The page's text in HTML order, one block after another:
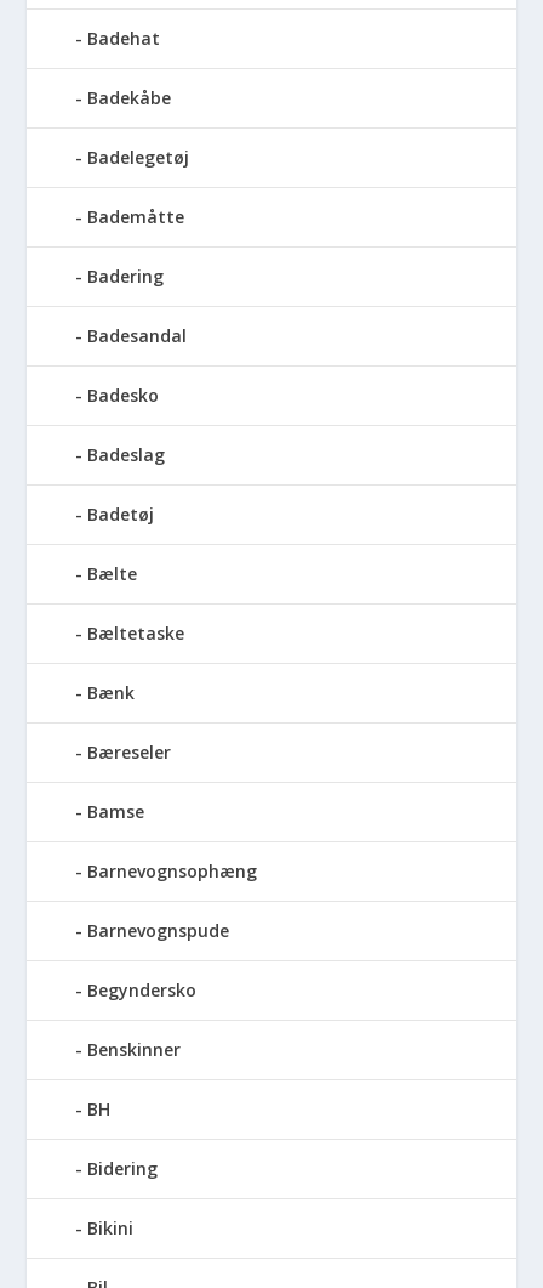
Badehat
Badekåbe
Badelegetøj
Bademåtte
Badering
Badesandal
Badesko
Badeslag
Badetøj
Bælte
Bæltetaske
Bænk
Bæreseler
Bamse
Barnevognsophæng
Barnevognspude
Begyndersko
Benskinner
BH
Bidering
Bikini